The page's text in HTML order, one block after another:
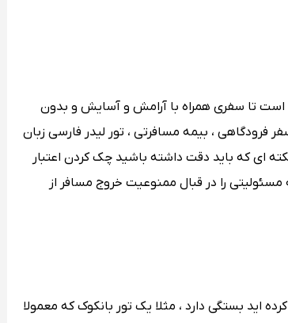
است تا سفری همراه با آرامش و آسایش و بدون
فرودگاهی ، بیمه مسافرتی ، تور لیدر فارسی زبان
ای که باید دقت داشته باشید چک کردن اعتبار
پرواز هیچ گونه مسئولیتی را در قبال ممنوعیت خروج مسافر از
اید بستگی دارد ، مثلا یک تور بانکوک که معمولا